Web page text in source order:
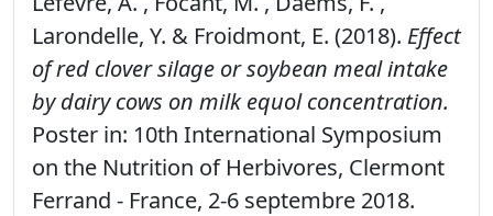
Larondelle, Y. & Froidmont, E. (2018). Effect
of red clover silage or soybean meal intake
by dairy cows on milk equol concentration.
Poster in: 10th International Symposium
on the Nutrition of Herbivores, Clermont
Ferrand - France, 2-6 septembre 2018.